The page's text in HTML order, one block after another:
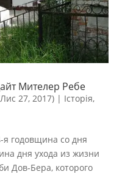
Мителер Ребе
27, 2017)| Історія,
я годовщина со дня
дня ухода из жизни
Дов-Бера, которого